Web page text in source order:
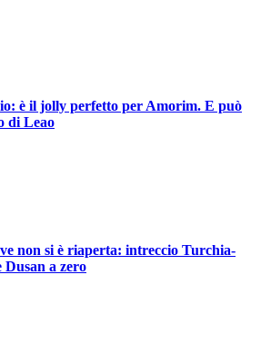
è il jolly perfetto per Amorim. E può
di Leao
non si è riaperta: intreccio Turchia-
Dusan a zero